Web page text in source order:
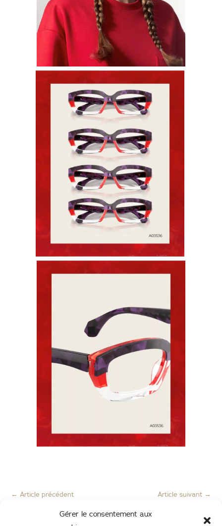
Gérer le consentement aux
←Article précédent Article suivant→